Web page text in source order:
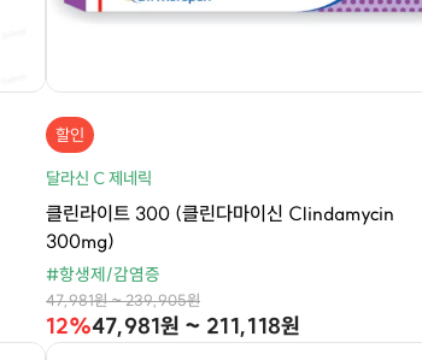
할인
달라신 C 제네릭
클린라이트 300 (클린다마이신 Clindamycin
300mg)
#항생제/감염증
47,981원 ~ 239,905원
12%47,981원 ~ 211,118원